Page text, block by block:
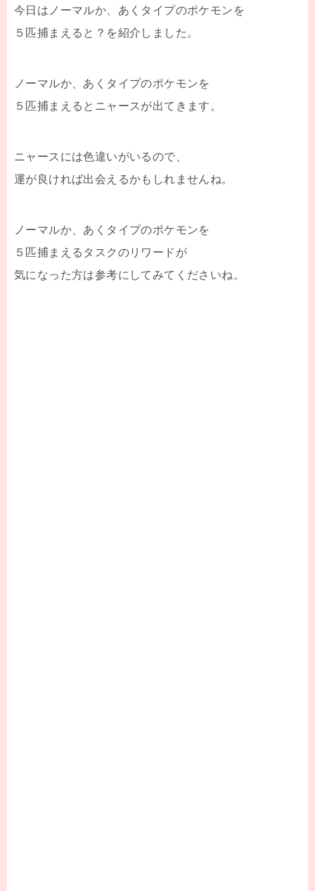
今日はノーマルか、あくタイプのポケモンを
５匹捕まえると？を紹介しました。
ノーマルか、あくタイプのポケモンを
５匹捕まえるとニャースが出てきます。
ニャースには色違いがいるので、
運が良ければ出会えるかもしれませんね。
ノーマルか、あくタイプのポケモンを
５匹捕まえるタスクのリワードが
気になった方は参考にしてみてくださいね。